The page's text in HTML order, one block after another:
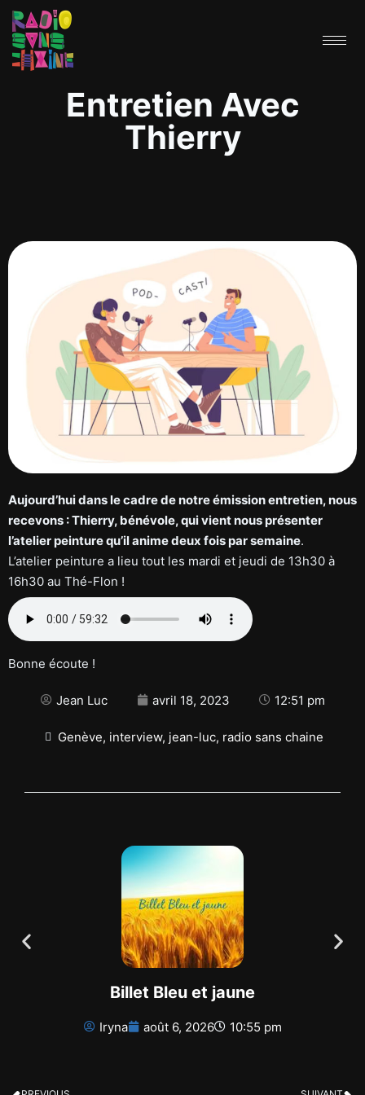
Entretien Avec
Thierry
Aujourd’hui dans le cadre de notre émission entretien, nous
recevons : Thierry, bénévole, qui vient nous présenter
l’atelier peinture qu’il anime deux fois par semaine.
L’atelier peinture a lieu tout les mardi et jeudi de 13h30 à
16h30 au Thé-Flon !
Bonne écoute !
Jean Luc avril 18, 2023 12:51 pm
Genève, interview, jean-luc, radio sans chaine
Billet Bleu et jaune
Iryna août 6, 2026 10:55 pm